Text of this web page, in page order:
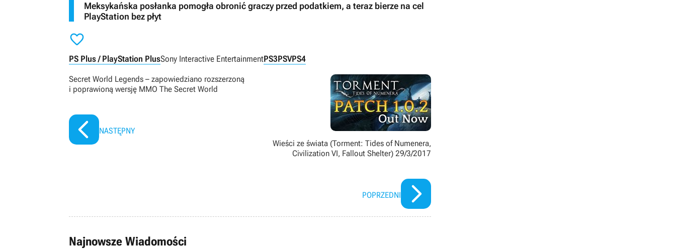
Meksykańska posłanka pomogła obronić graczy przed podatkiem, a teraz bierze na cel
PlayStation bez płyt

PS Plus / PlayStation PlusSony Interactive EntertainmentPS3PSVPS4
Secret World Legends – zapowiedziano rozszerzoną
i poprawioną wersję MMO The Secret World
NASTĘPNY
Wieści ze świata (Torment: Tides of Numenera,
Civilization VI, Fallout Shelter) 29/3/2017
POPRZEDNI
Najnowsze Wiadomości